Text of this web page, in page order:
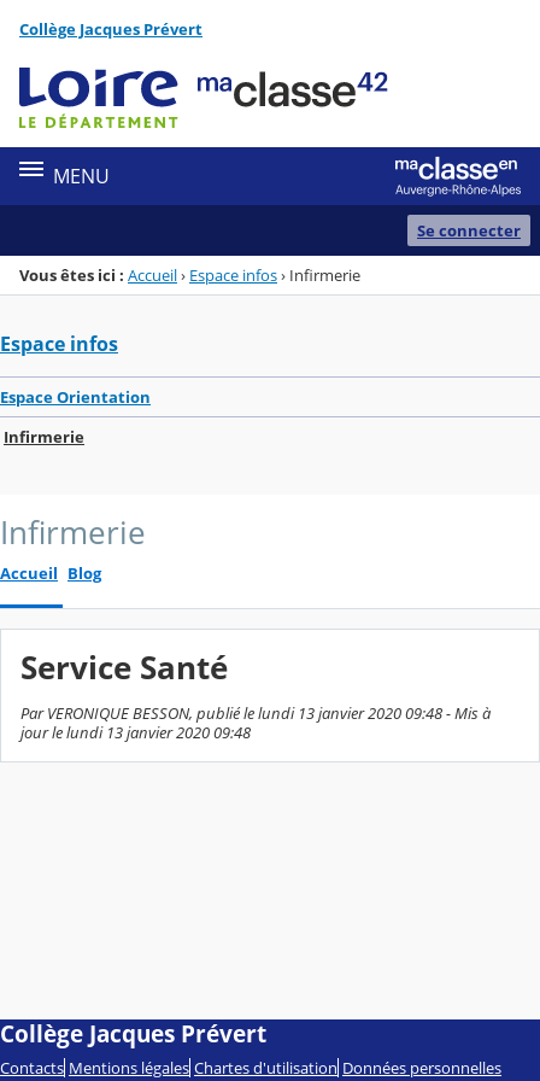
Menu de la rubrique
Contenu
Collège Jacques Prévert
MENU
Se connecter
Vous êtes ici : Accueil› Espace infos› Infirmerie
Espace infos
Espace Orientation
Infirmerie
Infirmerie
Accueil Blog
Service Santé
Par VERONIQUE BESSON, publié le lundi 13 janvier 2020 09:48 - Mis à
jour le lundi 13 janvier 2020 09:48
Collège Jacques Prévert
Contacts Mentions légales Chartes d'utilisation Données personnelles